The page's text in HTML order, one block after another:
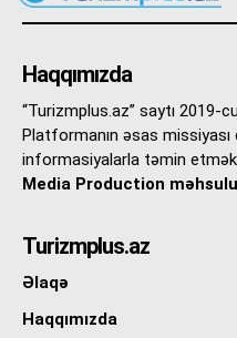
Haqqımızda
“Turizmplus.az” saytı 2019-
Platformanın əsas
informasiyalarla təmin
Media Production
Turizmplus.az
Əlaqə
Haqqımızda